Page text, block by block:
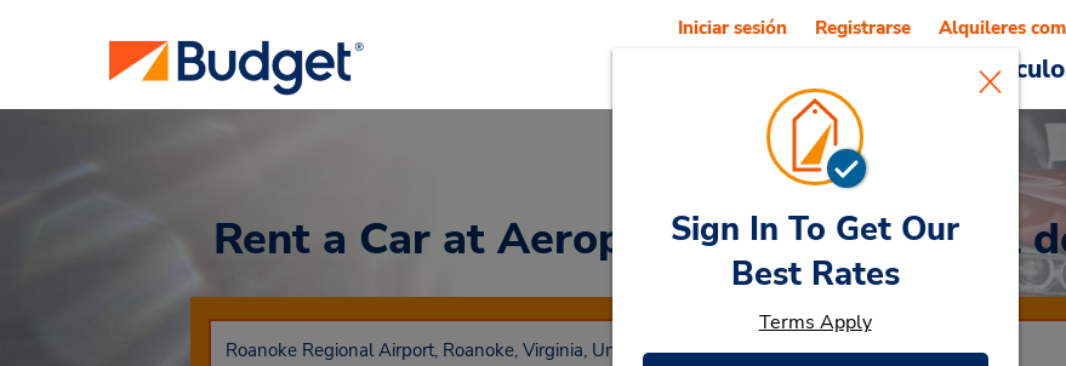
Iniciar sesión Registrarse Alquileres
Rent a Car at Aeropuerto Internacional
Sign In To Get Our
Best Rates
Terms Apply